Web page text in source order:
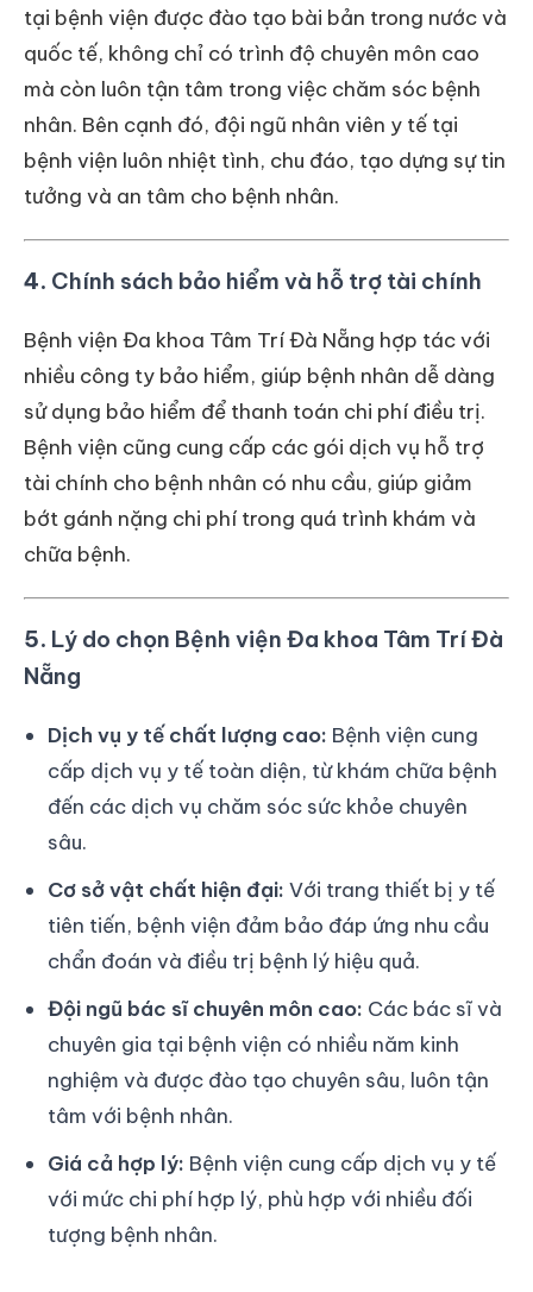
tại bệnh viện được đào tạo bài bản trong nước và
quốc tế, không chỉ có trình độ chuyên môn cao
mà còn luôn tận tâm trong việc chăm sóc bệnh
nhân. Bên cạnh đó, đội ngũ nhân viên y tế tại
bệnh viện luôn nhiệt tình, chu đáo, tạo dựng sự tin
tưởng và an tâm cho bệnh nhân.
4. Chính sách bảo hiểm và hỗ trợ tài chính
Bệnh viện Đa khoa Tâm Trí Đà Nẵng hợp tác với
nhiều công ty bảo hiểm, giúp bệnh nhân dễ dàng
sử dụng bảo hiểm để thanh toán chi phí điều trị.
Bệnh viện cũng cung cấp các gói dịch vụ hỗ trợ
tài chính cho bệnh nhân có nhu cầu, giúp giảm
bớt gánh nặng chi phí trong quá trình khám và
chữa bệnh.
5. Lý do chọn Bệnh viện Đa khoa Tâm Trí Đà
Nẵng
Dịch vụ y tế chất lượng cao: Bệnh viện cung
cấp dịch vụ y tế toàn diện, từ khám chữa bệnh
đến các dịch vụ chăm sóc sức khỏe chuyên
sâu.
Cơ sở vật chất hiện đại: Với trang thiết bị y tế
tiên tiến, bệnh viện đảm bảo đáp ứng nhu cầu
chẩn đoán và điều trị bệnh lý hiệu quả.
Đội ngũ bác sĩ chuyên môn cao: Các bác sĩ và
chuyên gia tại bệnh viện có nhiều năm kinh
nghiệm và được đào tạo chuyên sâu, luôn tận
tâm với bệnh nhân.
Giá cả hợp lý: Bệnh viện cung cấp dịch vụ y tế
với mức chi phí hợp lý, phù hợp với nhiều đối
tượng bệnh nhân.